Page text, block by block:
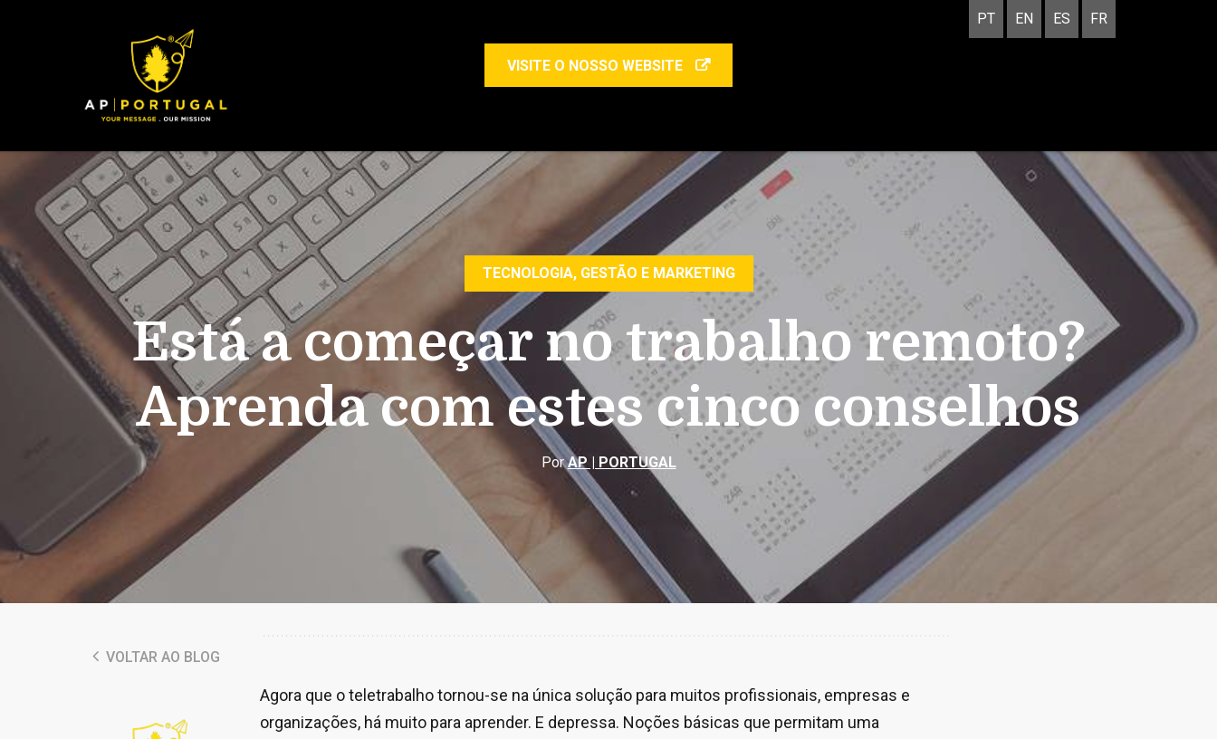
PT EN ES FR
VISITE O NOSSO WEBSITE
TECNOLOGIA, GESTÃO E MARKETING
Está a começar no trabalho remoto?
Aprenda com estes cinco conselhos
PorAP | PORTUGAL
VOLTAR AO BLOG
Agora que o teletrabalho tornou-se na única solução para muitos profissionais, empresas e
organizações, há muito para aprender. E depressa. Noções básicas que permitam uma